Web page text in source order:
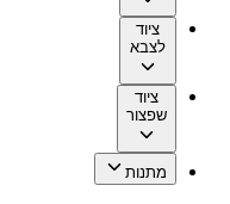
ציוד
לצבא
ציוד
שפצור
מתנות